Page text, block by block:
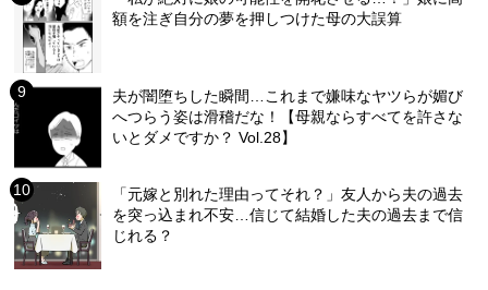
額を注ぎ自分の夢を押しつけた母の大誤算
夫が闇堕ちした瞬間…これまで嫌味なヤツらが媚び
へつらう姿は滑稽だな！【母親ならすべてを許さな
いとダメですか？ Vol.28】
「元嫁と別れた理由ってそれ？」友人から夫の過去
を突っ込まれ不安…信じて結婚した夫の過去まで信
じれる？